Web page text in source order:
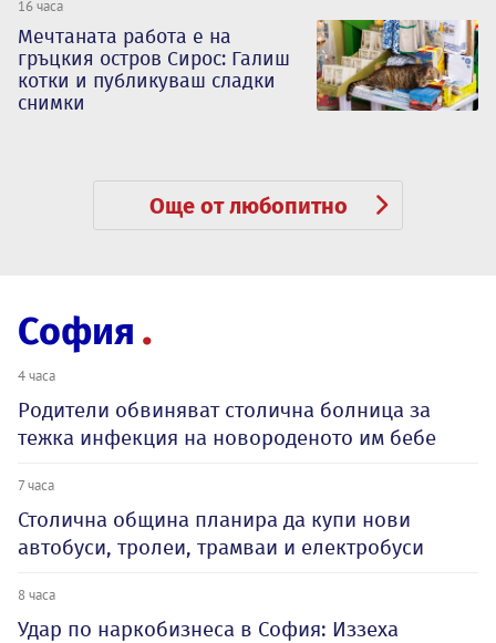
16 часа
Мечтаната работа е на
гръцкия остров Сирос: Галиш
котки и публикуваш сладки
снимки
Още от любопитно
София
4 часа
Родители обвиняват столична болница за
тежка инфекция на новороденото им бебе
7 часа
Столична община планира да купи нови
автобуси, тролеи, трамваи и електробуси
8 часа
Удар по наркобизнеса в София: Иззеха